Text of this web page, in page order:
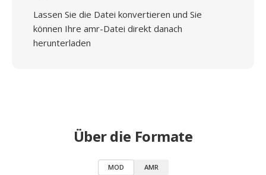
Lassen Sie die Datei konvertieren und Sie
können Ihre amr-Datei direkt danach
herunterladen
Über die Formate
MOD AMR